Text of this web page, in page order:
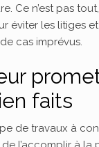
Ce n’est pas
éviter les litiges
cas imprévus.
faits
de travaux à